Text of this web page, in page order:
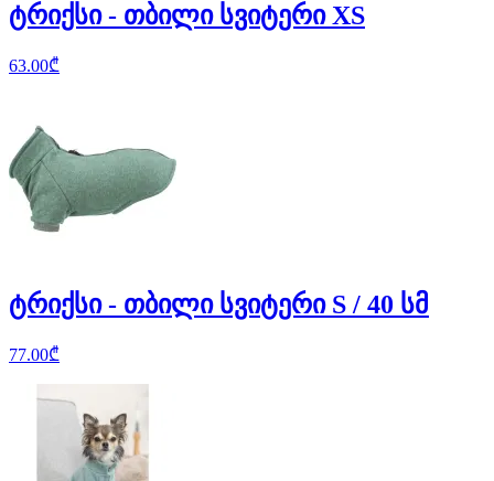
ტრიქსი - თბილი სვიტერი XS
63.00₾
ტრიქსი - თბილი სვიტერი S / 40 სმ
77.00₾